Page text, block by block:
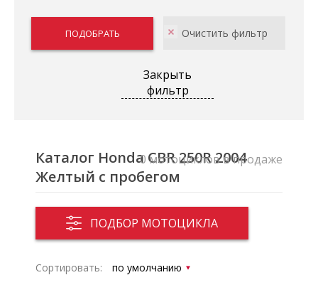
Закрыть
фильтр
Каталог Honda CBR 250R 2004
Желтый с пробегом
ПОДБОР МОТОЦИКЛА
0 мотоциклов в продаже
Сортировать: